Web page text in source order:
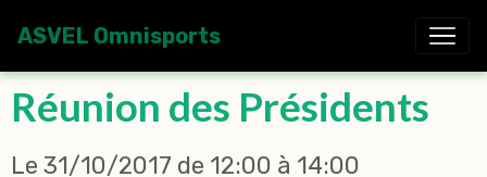
ASVEL Omnisports
Réunion des Présidents
Le 31/10/2017 de 12:00 à 14:00